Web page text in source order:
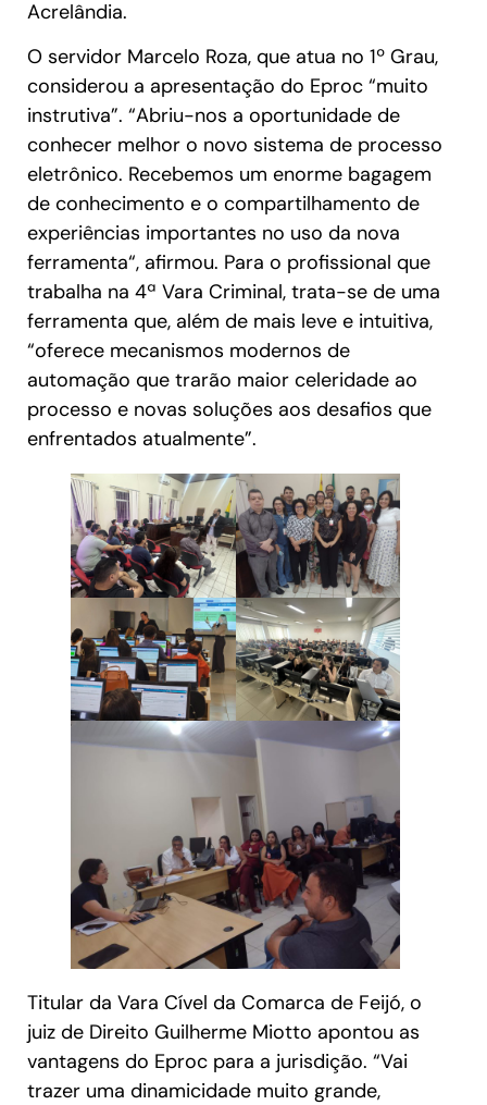
Acrelândia.
O servidor Marcelo Roza, que atua no 1º Grau,
considerou a apresentação do Eproc “muito
instrutiva”. “Abriu-nos a oportunidade de
conhecer melhor o novo sistema de processo
eletrônico. Recebemos um enorme bagagem
de conhecimento e o compartilhamento de
experiências importantes no uso da nova
ferramenta“, afirmou. Para o profissional que
trabalha na 4ª Vara Criminal, trata-se de uma
ferramenta que, além de mais leve e intuitiva,
“oferece mecanismos modernos de
automação que trarão maior celeridade ao
processo e novas soluções aos desafios que
enfrentados atualmente”.
Titular da Vara Cível da Comarca de Feijó, o
juiz de Direito Guilherme Miotto apontou as
vantagens do Eproc para a jurisdição. “Vai
trazer uma dinamicidade muito grande,